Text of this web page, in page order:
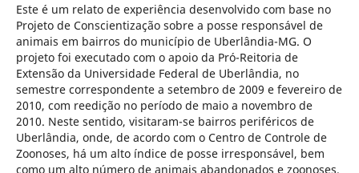
Este é um relato de experiência desenvolvido com base no
Projeto de Conscientização sobre a posse responsável de
animais em bairros do município de Uberlândia-MG. O
projeto foi executado com o apoio da Pró-Reitoria de
Extensão da Universidade Federal de Uberlândia, no
semestre correspondente a setembro de 2009 e fevereiro de
2010, com reedição no período de maio a novembro de
2010. Neste sentido, visitaram-se bairros periféricos de
Uberlândia, onde, de acordo com o Centro de Controle de
Zoonoses, há um alto índice de posse irresponsável, bem
como um alto número de animais abandonados e zoonoses.